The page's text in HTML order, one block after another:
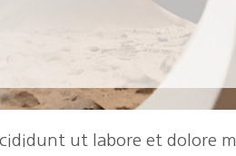
ut labore et dolore